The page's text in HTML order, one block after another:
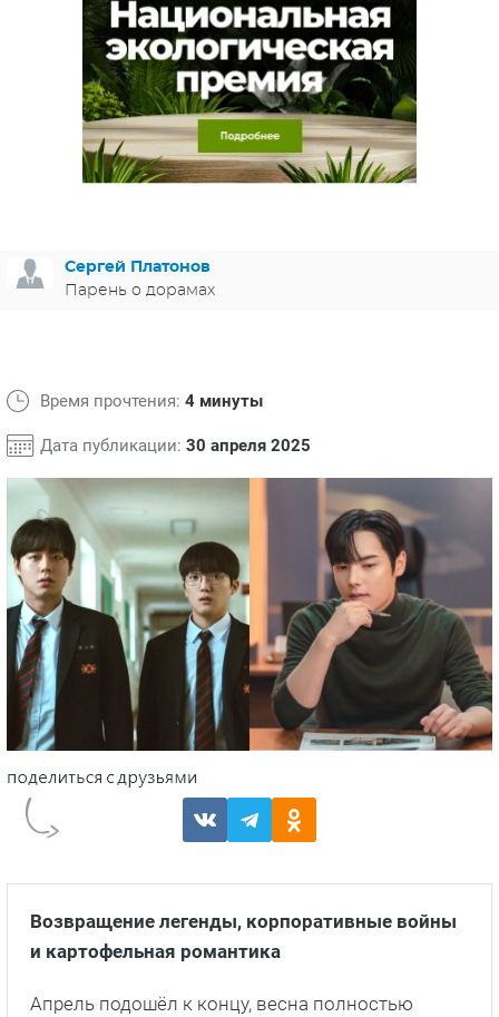
МЕЛОДРАМЫ
ИСПАНИЯ
ФРАНЦИЯ
ГЕРМАНИЯ
СВЕТСКИЕ НОВОСТИ
СПОЙЛЕРЫ ИЗ СЕРИАЛОВ
Сергей Платонов
Парень о дорамах
Время прочтения: 4 минуты
Дата публикации: 30 апреля 2025
Возвращение легенды, корпоративные войны
и картофельная романтика
Апрель подошёл к концу, весна полностью